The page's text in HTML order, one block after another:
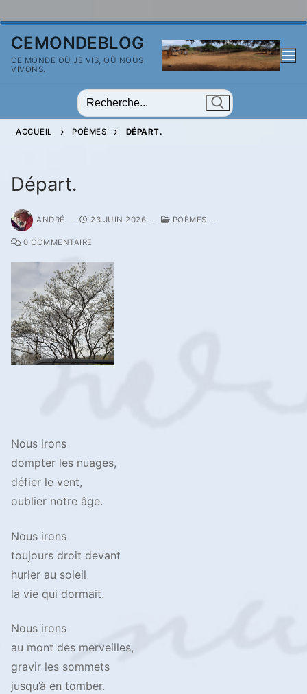
contenu
CEMONDEBLOG
CE MONDE OÙ JE VIS, OÙ NOUS
VIVONS.
Rechercher
:
ACCUEIL POÈMES DÉPART.
Départ.
ANDRÉ - 23 JUIN 2026 - POÈMES -
0 COMMENTAIRE
Nous irons
dompter les nuages,
défier le vent,
oublier notre âge.
Nous irons
toujours droit devant
hurler au soleil
la vie qui dormait.
Nous irons
au mont des merveilles,
gravir les sommets
jusqu’à en tomber.